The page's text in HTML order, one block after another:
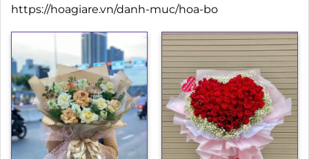
https://hoagiare.vn/danh-muc/hoa-bo